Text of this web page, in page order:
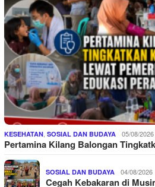
KESEHATAN SOSIAL DAN BUDAYA 05/08/2026
Pertamina Kilang Balongan
SOSIAL DAN BUDAYA 04/08/2026
Cegah Kebakaran di